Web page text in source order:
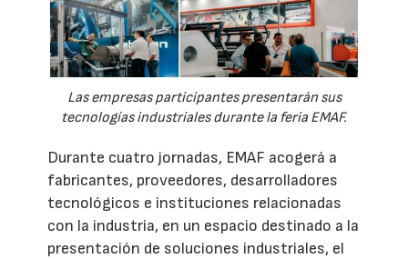
Las empresas participantes presentarán sus
tecnologías industriales durante la feria EMAF.
Durante cuatro jornadas, EMAF acogerá a
fabricantes, proveedores, desarrolladores
tecnológicos e instituciones relacionadas
con la industria, en un espacio destinado a la
presentación de soluciones industriales, el